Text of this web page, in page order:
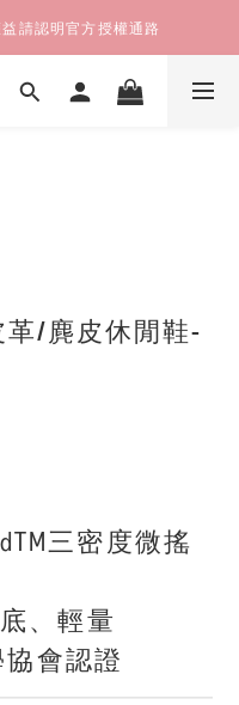
請認明官方授權通路
革/麂皮休閒鞋-
三密度微搖
、輕量
協會認證